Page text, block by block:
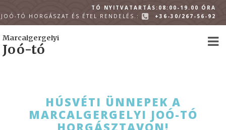
TÓ NYITVATARTÁS:08:00-19.00 ÓRA
JOÓ-TÓ HORGÁSZAT ÉS ÉTEL RENDELÉS.:
+36-30/267-56-92
Marcalgergelyi
Joó-tó
HÚSVÉTI ÜNNEPEK A
MARCALGERGELYI JOÓ-TÓ
HORGÁSZTAVON!